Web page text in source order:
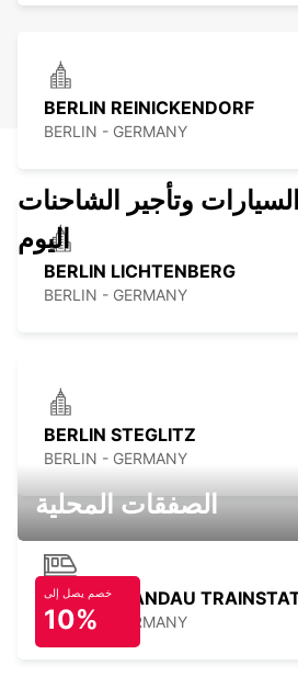
BERLIN REINICKENDORF
BERLIN - GERMANY
BERLIN LICHTENBERG
BERLIN - GERMANY
BERLIN STEGLITZ
BERLIN - GERMANY
BERLIN SPANDAU
BERLIN - GERMANY
وتأجير الشاحنات
اليوم
الصفقات المحلية
خصم يصل إلى
10%